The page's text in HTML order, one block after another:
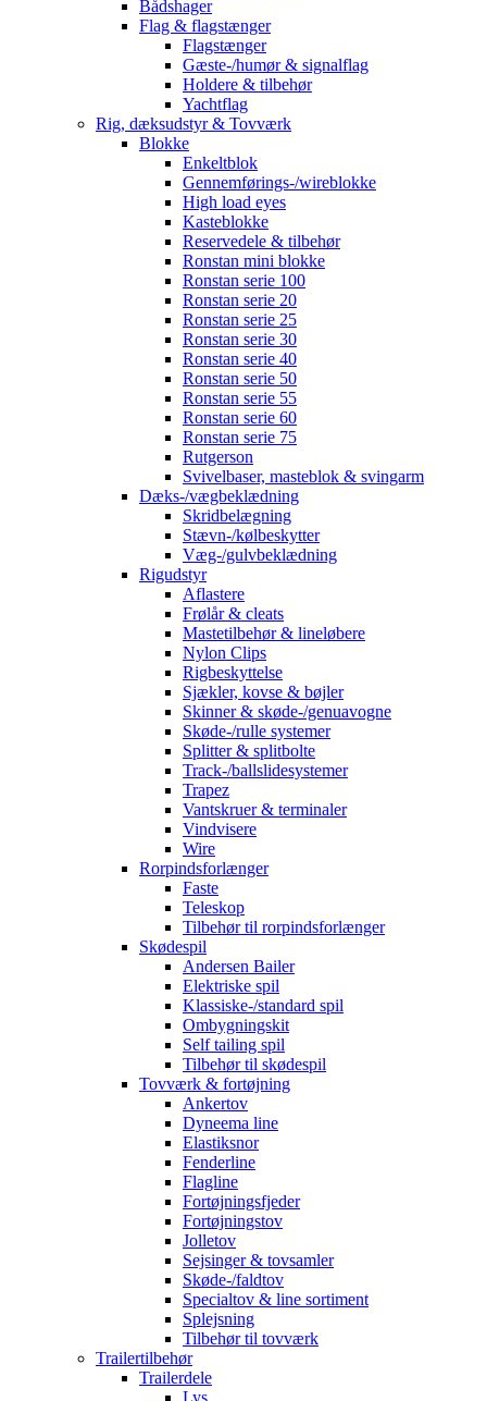
Bådshager
Flag & flagstænger
Flagstænger
Gæste-/humør & signalflag
Holdere & tilbehør
Yachtflag
Rig, dæksudstyr & Tovværk
Blokke
Enkeltblok
Gennemførings-/wireblokke
High load eyes
Kasteblokke
Reservedele & tilbehør
Ronstan mini blokke
Ronstan serie 100
Ronstan serie 20
Ronstan serie 25
Ronstan serie 30
Ronstan serie 40
Ronstan serie 50
Ronstan serie 55
Ronstan serie 60
Ronstan serie 75
Rutgerson
Svivelbaser, masteblok & svingarm
Dæks-/vægbeklædning
Skridbelægning
Stævn-/kølbeskytter
Væg-/gulvbeklædning
Rigudstyr
Aflastere
Frølår & cleats
Mastetilbehør & lineløbere
Nylon Clips
Rigbeskyttelse
Sjækler, kovse & bøjler
Skinner & skøde-/genuavogne
Skøde-/rulle systemer
Splitter & splitbolte
Track-/ballslidesystemer
Trapez
Vantskruer & terminaler
Vindvisere
Wire
Rorpindsforlænger
Faste
Teleskop
Tilbehør til rorpindsforlænger
Skødespil
Andersen Bailer
Elektriske spil
Klassiske-/standard spil
Ombygningskit
Self tailing spil
Tilbehør til skødespil
Tovværk & fortøjning
Ankertov
Dyneema line
Elastiksnor
Fenderline
Flagline
Fortøjningsfjeder
Fortøjningstov
Jolletov
Sejsinger & tovsamler
Skøde-/faldtov
Specialtov & line sortiment
Splejsning
Tilbehør til tovværk
Trailertilbehør
Trailerdele